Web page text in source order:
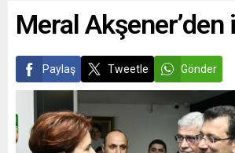
Meral Akşener’den
Paylaş Tweetle Gönder